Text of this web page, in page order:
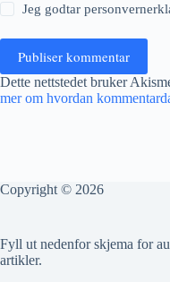
Jeg godtar
Publiser kommentar
Dette nettstedet bruker
mer om hvordan
Copyright © 2026
Fyll ut nedenfor skjema for
artikler.